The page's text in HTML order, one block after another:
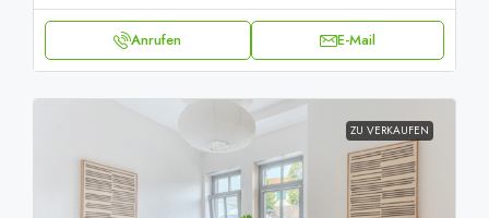
Anrufen E-Mail
ZU VERKAUFEN